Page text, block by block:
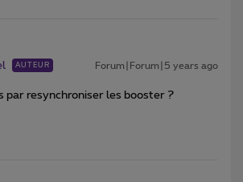
AUTEUR Forum|Forum|5 years ago
par resynchroniser les booster ?